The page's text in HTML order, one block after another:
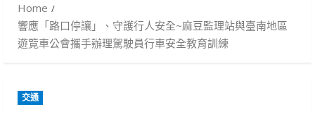
Home
響應「路口停讓」、守護行人安全~麻豆監理站與臺南地區
遊覽車公會攜手辦理駕駛員行車安全教育訓練
交通